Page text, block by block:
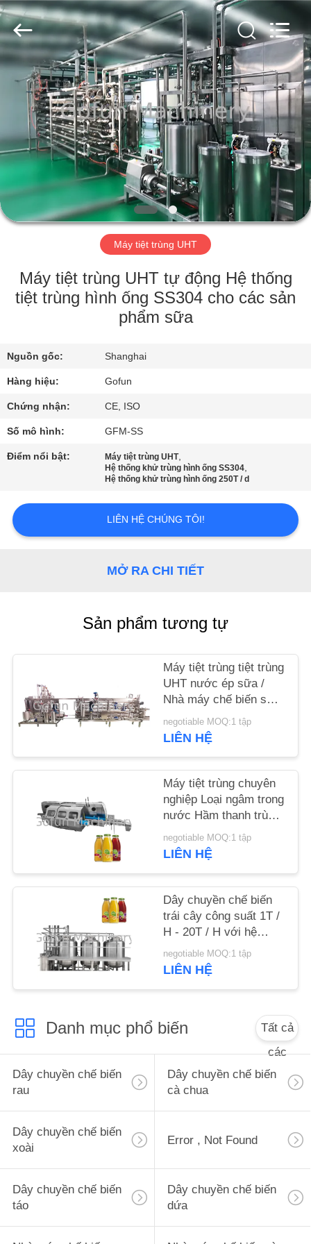
NHÀ
CÁC
SẢN
PHẨM
VIDEO
DẪN
VR
CHÚNG
TÔI
THAM
QUAN
MÁY
KIỂM
LIÊN
CHÚNG
TÔI
TIN
CÁC
HỢP
CẦU
BÁO
GIÁ
SƠ
ĐỒ
TRANG
CHÍNH
SÁCH
BẢO
MẬT
2026
Shanghai
Gofun
Machinery
All
Rights
Reserved.
Máy tiệt trùng UHT
Máy tiệt trùng UHT tự động Hệ thống
tiệt trùng hình ống SS304 cho các sản
phẩm sữa
Nguồn gốc: Shanghai
Hàng hiệu: Gofun
Chứng nhận: CE, ISO
Số mô hình: GFM-SS
Điểm nổi bật: Máy tiệt trùng UHT,
Hệ thống khử trùng hình ống SS304,
Hệ thống khử trùng hình ống 250T / d
LIÊN HỆ CHÚNG TÔI!
MỞ RA CHI TIẾT
Sản phẩm tương tự
Máy tiệt trùng tiệt trùng
UHT nước ép sữa /
Nhà máy chế biến sữa
negotiable MOQ:1 tập
LIÊN HỆ
Máy tiệt trùng chuyên
nghiệp Loại ngâm trong
nước Hầm thanh trùng
và làm mát
negotiable MOQ:1 tập
LIÊN HỆ
Dây chuyền chế biến
trái cây công suất 1T /
H - 20T / H với hệ
thống CIP tích hợp
negotiable MOQ:1 tập
LIÊN HỆ
Danh mục phổ biến
Tất cả
các
Dây chuyền chế biến
rau
Dây chuyền chế biến
cà chua
Dây chuyền chế biến
xoài
Error , Not Found
Dây chuyền chế biến
táo
Dây chuyền chế biến
dứa